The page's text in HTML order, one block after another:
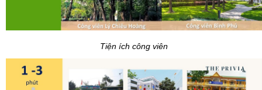
Tiện ích công viên